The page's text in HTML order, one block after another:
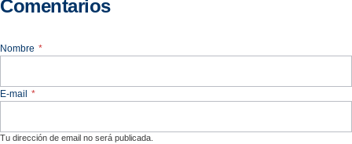
Comentarios
Nombre *
E-mail *
Tu dirección de email no será publicada.